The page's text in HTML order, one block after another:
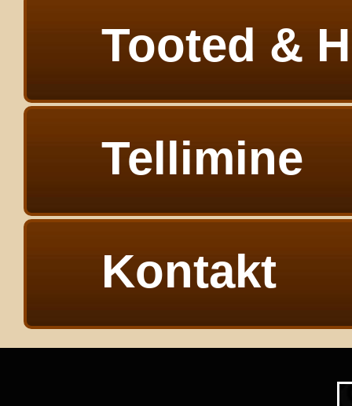
Tooted &
Tellimine
Kontakt